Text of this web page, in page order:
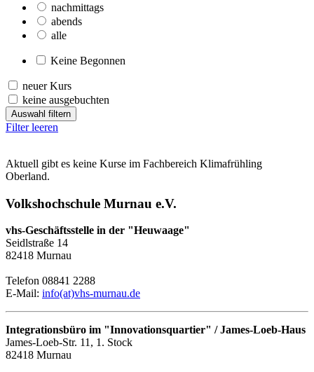
nachmittags
abends
alle
Keine Begonnen
neuer Kurs
keine ausgebuchten
Auswahl filtern
Filter leeren
Aktuell gibt es keine Kurse im Fachbereich Klimafrühling
Oberland.
Volkshochschule Murnau e.V.
vhs-Geschäftsstelle in der "Heuwaage"
Seidlstraße 14
82418 Murnau
Telefon 08841 2288
E-Mail: info(at)vhs-murnau.de
Integrationsbüro im "Innovationsquartier" / James-Loeb-Haus
James-Loeb-Str. 11, 1. Stock
82418 Murnau